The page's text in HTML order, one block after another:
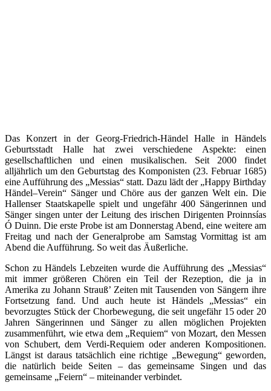
Das Konzert in der Georg-Friedrich-Händel Halle in Händels
Geburtsstadt Halle hat zwei verschiedene Aspekte: einen
gesellschaftlichen und einen musikalischen. Seit 2000 findet
alljährlich um den Geburtstag des Komponisten (23. Februar 1685)
eine Aufführung des „Messias“ statt. Dazu lädt der „Happy Birthday
Händel–Verein“ Sänger und Chöre aus der ganzen Welt ein. Die
Hallenser Staatskapelle spielt und ungefähr 400 Sängerinnen und
Sänger singen unter der Leitung des irischen Dirigenten Proinnsías
Ó Duinn. Die erste Probe ist am Donnerstag Abend, eine weitere am
Freitag und nach der Generalprobe am Samstag Vormittag ist am
Abend die Aufführung. So weit das Äußerliche.
Schon zu Händels Lebzeiten wurde die Aufführung des „Messias“
mit immer größeren Chören ein Teil der Rezeption, die ja in
Amerika zu Johann Strauß’ Zeiten mit Tausenden von Sängern ihre
Fortsetzung fand. Und auch heute ist Händels „Messias“ ein
bevorzugtes Stück der Chorbewegung, die seit ungefähr 15 oder 20
Jahren Sängerinnen und Sänger zu allen möglichen Projekten
zusammenführt, wie etwa dem „Requiem“ von Mozart, den Messen
von Schubert, dem Verdi-Requiem oder anderen Kompositionen.
Längst ist daraus tatsächlich eine richtige „Bewegung“ geworden,
die natürlich beide Seiten – das gemeinsame Singen und das
gemeinsame „Feiern“ – miteinander verbindet.